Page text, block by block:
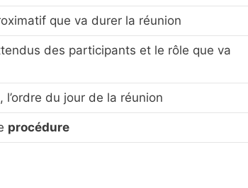
que va durer la réunion
des participants et le rôle que va
l’ordre du jour de la réunion
procédure